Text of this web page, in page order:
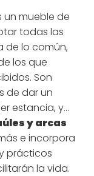
un mueble de
todas las
de lo común,
los que
Son
de dar un
estancia, y…
y arcas
e incorpora
prácticos
la vida.